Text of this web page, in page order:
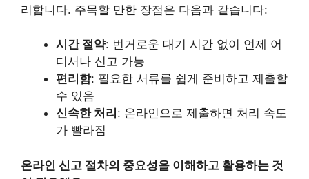
리합니다. 주목할 만한 장점은 다음과 같습니다:
시간 절약: 번거로운 대기 시간 없이 언제 어
디서나 신고 가능
편리함: 필요한 서류를 쉽게 준비하고 제출할
수 있음
신속한 처리 : 온라인으로 제출하면 처리 속도
가 빨라짐
온라인 신고 절차의 중요성을 이해하고 활용하는 것